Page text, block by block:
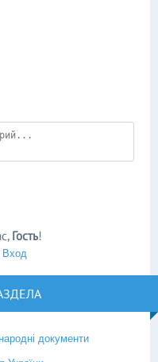
, Гость!
Вход
документи